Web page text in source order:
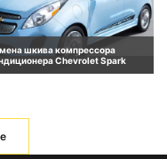
шкива компрессора
Chevrolet Spark